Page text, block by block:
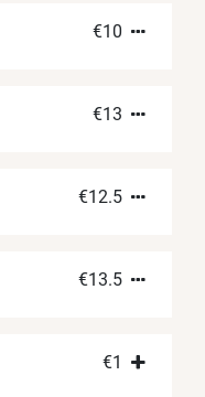
€10
€13
€12.5
€13.5
€1